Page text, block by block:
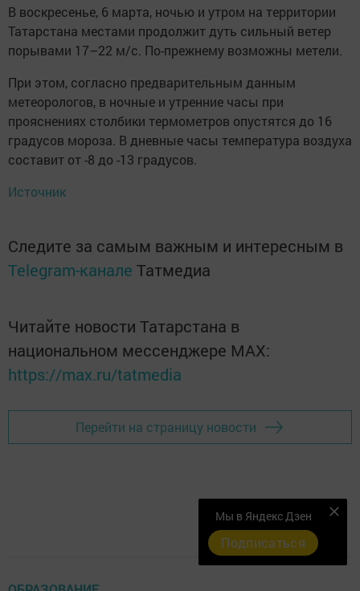
В воскресенье, 6 марта, ночью и утром на территории
Татарстана местами продолжит дуть сильный ветер
порывами 17–22 м/с. По-прежнему возможны метели.
При этом, согласно предварительным данным
метеорологов, в ночные и утренние часы при
прояснениях столбики термометров опустятся до 16
градусов мороза. В дневные часы температура воздуха
составит от -8 до -13 градусов.
Источник
Следите за самым важным и интересным в
Telegram-канале Татмедиа
Читайте новости Татарстана в
национальном мессенджере MАХ:
https://max.ru/tatmedia
Перейти на страницу новости
Мы в Яндекс Дзен
Подписаться